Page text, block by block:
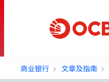
商业银行 文章及指南